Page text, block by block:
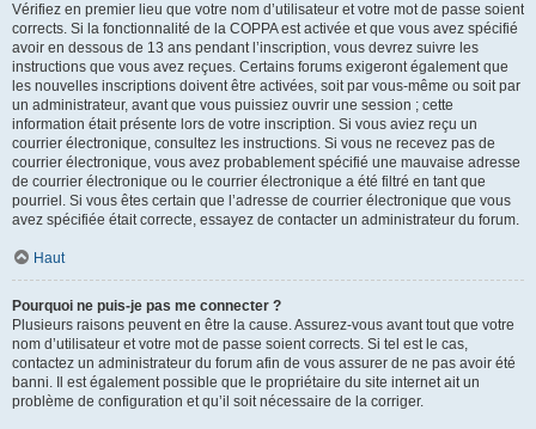
Vérifiez en premier lieu que votre nom d’utilisateur et votre mot de passe soient
corrects. Si la fonctionnalité de la COPPA est activée et que vous avez spécifié
avoir en dessous de 13 ans pendant l’inscription, vous devrez suivre les
instructions que vous avez reçues. Certains forums exigeront également que
les nouvelles inscriptions doivent être activées, soit par vous-même ou soit par
un administrateur, avant que vous puissiez ouvrir une session ; cette
information était présente lors de votre inscription. Si vous aviez reçu un
courrier électronique, consultez les instructions. Si vous ne recevez pas de
courrier électronique, vous avez probablement spécifié une mauvaise adresse
de courrier électronique ou le courrier électronique a été filtré en tant que
pourriel. Si vous êtes certain que l’adresse de courrier électronique que vous
avez spécifiée était correcte, essayez de contacter un administrateur du forum.
Haut
Pourquoi ne puis-je pas me connecter ?
Plusieurs raisons peuvent en être la cause. Assurez-vous avant tout que votre
nom d’utilisateur et votre mot de passe soient corrects. Si tel est le cas,
contactez un administrateur du forum afin de vous assurer de ne pas avoir été
banni. Il est également possible que le propriétaire du site internet ait un
problème de configuration et qu’il soit nécessaire de la corriger.